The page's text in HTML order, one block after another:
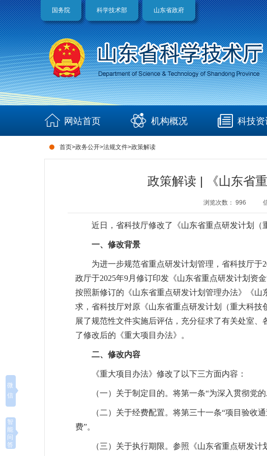
国务院 科学技术部 山东省政府
网站首页 机构概况 科技资
首页>政务公开>法规文件>政策解读
政策解读 | 《山东省
浏览次数： 996
近日，省科技厅修改了《山东省重点研发计划（
一、修改背景
为进一步规范省重点研发计划管理，省科技厅于
政厅于2025年9月修订印发《山东省重点研发计划资
按照新修订的《山东省重点研发计划管理办法》《
求，省科技厅对原《山东省重点研发计划（重大科
展了规范性文件实施后评估，充分征求了有关处室
了修改后的《重大项目办法》。
二、修改内容
《重大项目办法》修改了以下三方面内容：
（一）关于制定目的。将第一条“为深入贯彻党
（二）关于经费配置。将第三十一条“项目验收
费”。
（三）关于执行期限。参照《山东省重点研发
微
信
智
能
问
答